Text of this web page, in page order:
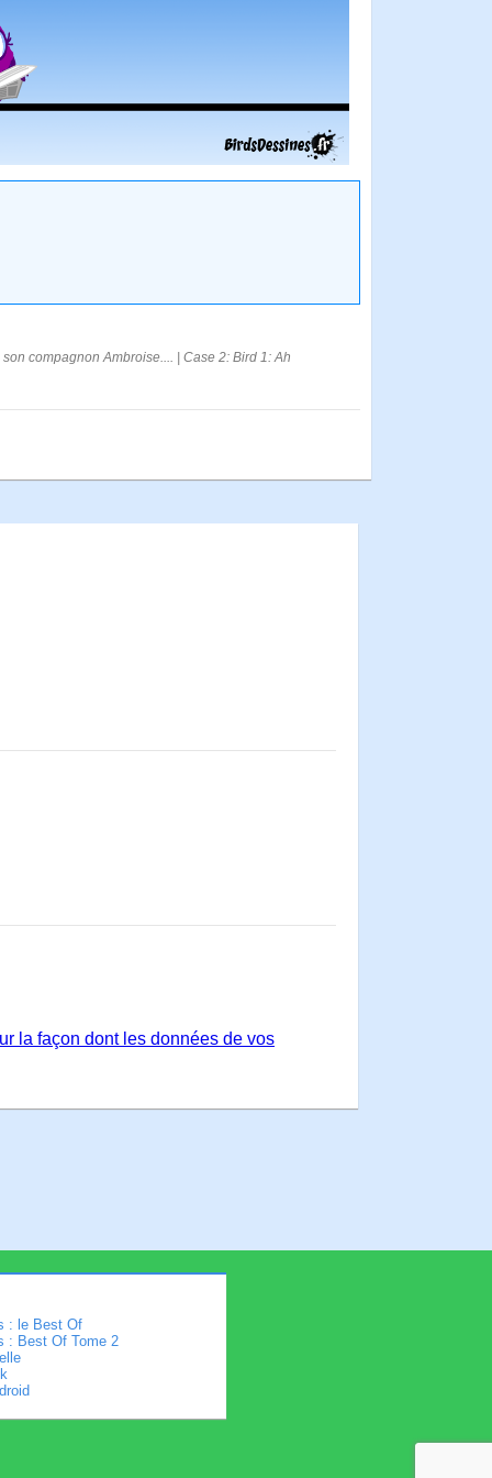
compagnon Ambroise.... | Case 2: Bird 1: Ah
la façon dont les données de vos
: le Best Of
: Best Of Tome 2